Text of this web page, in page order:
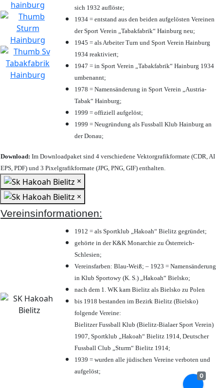
0
sich 1932 auflöste;
1934 = entstand aus den beiden aufgelösten Vereinen
der Sport Verein „Tabakfabrik“ Hainburg neu;
1945 = als Arbeiter Turn und Sport Verein Hainburg
1934 reaktiviert;
1947 = in Sport Verein „Tabakfabrik“ Hainburg 1934
umbenannt;
1978 = Namensänderung in Sport Verein „Austria-
Tabak“ Hainburg;
1999 = offiziell aufgelöst;
1999 = Neugründung als Fussball Klub Hainburg an
der Donau;
Download: Im Downloadpaket sind 4 verschiedene Vektorgrafikformate (CDR, AI
EPS, PDF) und 3 Pixelgrafikformate (JPG, PNG, GIF) enthalten.
×
×
Vereinsinformationen:
1912 = als Sportklub „Hakoah“ Bielitz gegründet;
gehörte in der K&K Monarchie zu Österreich-
Schlesien;
Vereinsfarben: Blau-Weiß; – 1923 = Namensänderung
in Klub Sportowy (K. S.) „Hakoah“ Bielsko;
nach dem 1. WK kam Bielitz als Bielsko zu Polen
bis 1918 bestanden im Bezirk Bielitz (Bielsko)
folgende Vereine:
Bielitzer Fussball Klub (Bielitz-Bialaer Sport Verein)
1907, Sportklub „Hakoah“ Bielitz 1914, Deutscher
Fussball Club „Sturm“ Bielitz 1914;
1939 = wurden alle jüdischen Vereine verboten und
aufgelöst;